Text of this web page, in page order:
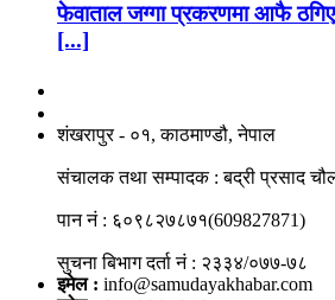
फेवाताल जग्गा प्रकरणमा आफै
[...]
शंखरापुर - ०१, काठमाण्डौ, नेपाल
संचालक तथा सम्पादक : बद्री प्रसाद
पान नं : ६०९८२७८७१(609827871)
सुचना बिभाग दर्ता नं : २३३४/०७७-७८
इमेल : info@samudayakhabar.com